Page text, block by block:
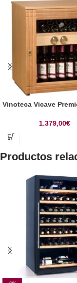
Vinoteca Vicave
1.379,00€
Productos